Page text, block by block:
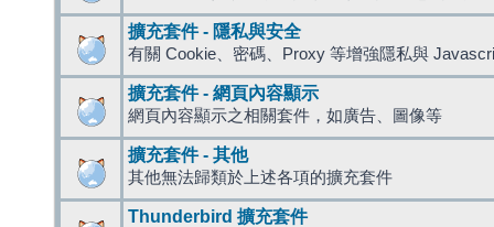
擴充套件 - 隱私與安全
有關 Cookie、密碼、Proxy 等增強隱私與
擴充套件 - 網頁內容顯示
網頁內容顯示之相關套件，如廣告、圖像等
擴充套件 - 其他
其他無法歸類於上述各項的擴充套件
Thunderbird 擴充套件